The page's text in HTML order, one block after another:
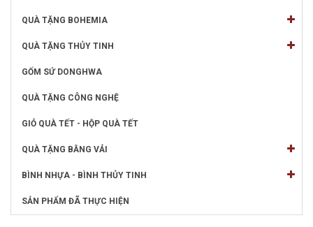
QUÀ TẶNG BOHEMIA
QUÀ TẶNG THỦY TINH
GỐM SỨ DONGHWA
QUÀ TẶNG CÔNG NGHỆ
GIỎ QUÀ TẾT - HỘP QUÀ TẾT
QUÀ TẶNG BẰNG VẢI
BÌNH NHỰA - BÌNH THỦY TINH
SẢN PHẨM ĐÃ THỰC HIỆN